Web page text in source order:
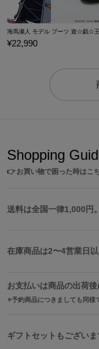
¥22,990
Shopping
👉お買い物で困った時はこ
送料は全国一律1,000円
在庫商品は2〜4営業日
お支払いは商品の出荷
予約商品につきましても同様
ギフトセットもございま